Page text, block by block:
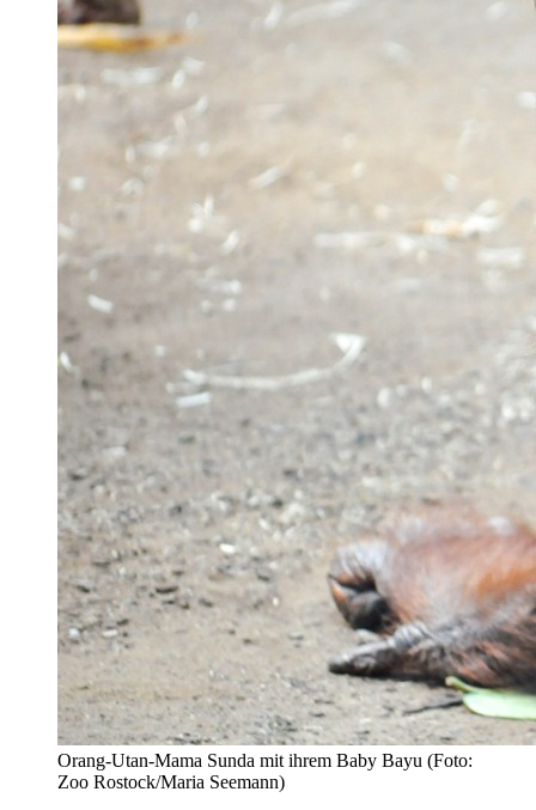
Orang-Utan-Mama Sunda mit ihrem Baby Bayu (Foto:
Zoo Rostock/Maria Seemann)